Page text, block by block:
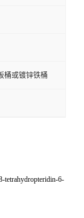
桶或镀锌铁桶
tetrahydropteridin-6-